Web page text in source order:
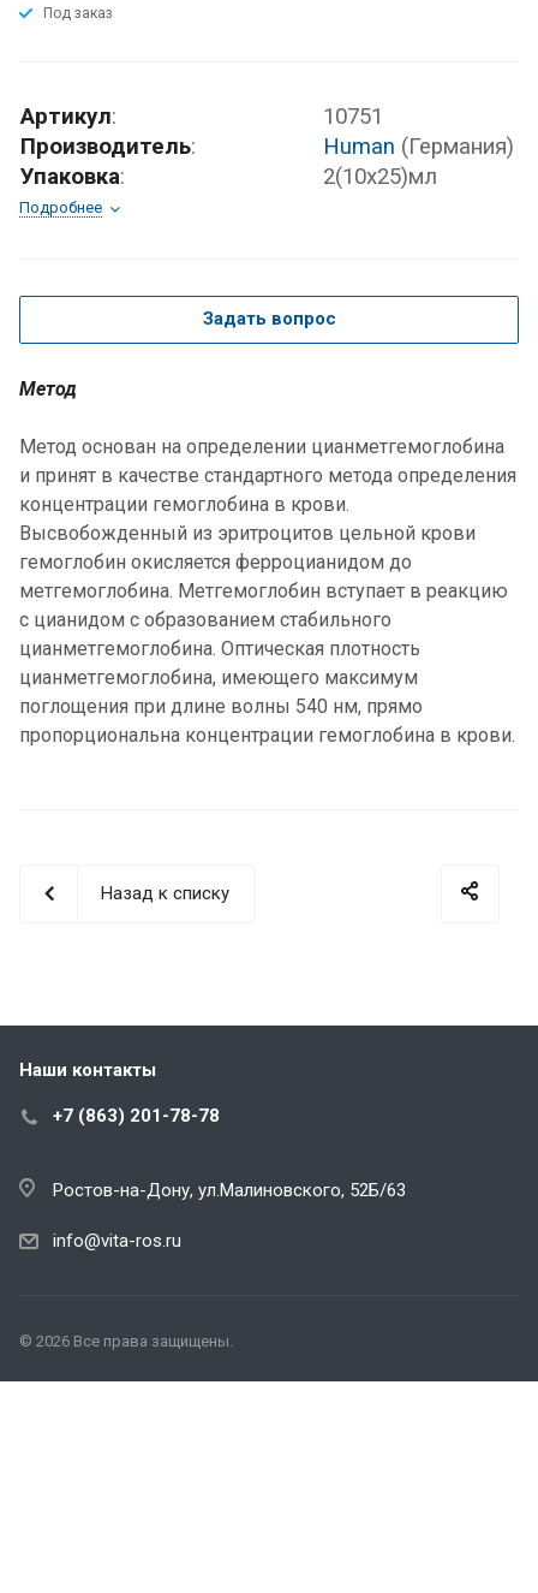
Под заказ
Артикул:
10751
Производитель: Human (Германия)
Упаковка: 2(10х25)мл
Подробнее
Задать вопрос
Метод
Метод основан на определении цианметгемоглобина
и принят в качестве стандартного метода определения
концентрации гемоглобина в крови.
Высвобожденный из эритроцитов цельной крови
гемоглобин окисляется ферроцианидом до
метгемоглобина. Метгемоглобин вступает в реакцию
с цианидом с образованием стабильного
цианметгемоглобина. Оптическая плотность
цианметгемоглобина, имеющего максимум
поглощения при длине волны 540 нм, прямо
пропорциональна концентрации гемоглобина в крови.
Назад к списку
Наши контакты
+7 (863) 201-78-78
Ростов-на-Дону, ул.Малиновского, 52Б/63
info@vita-ros.ru
© 2026 Все права защищены.